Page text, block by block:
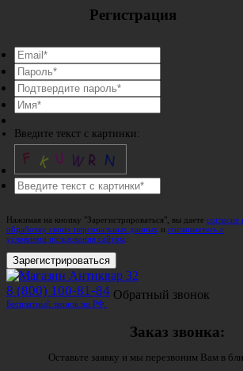
Регистрация
Введите текст с картинки:
Нажимая на кнопку "Зарегистрироваться", вы даете согласие
обработку своих персональных данных и соглашаетесь с
условиями пользования сайтом
Зарегистрироваться
8 (800) 100-81-84
Бесплатный звонок по РФ.
Обратный звонок
Заказ звонка:
Оставьте заявку и мы перезвоним Вам в